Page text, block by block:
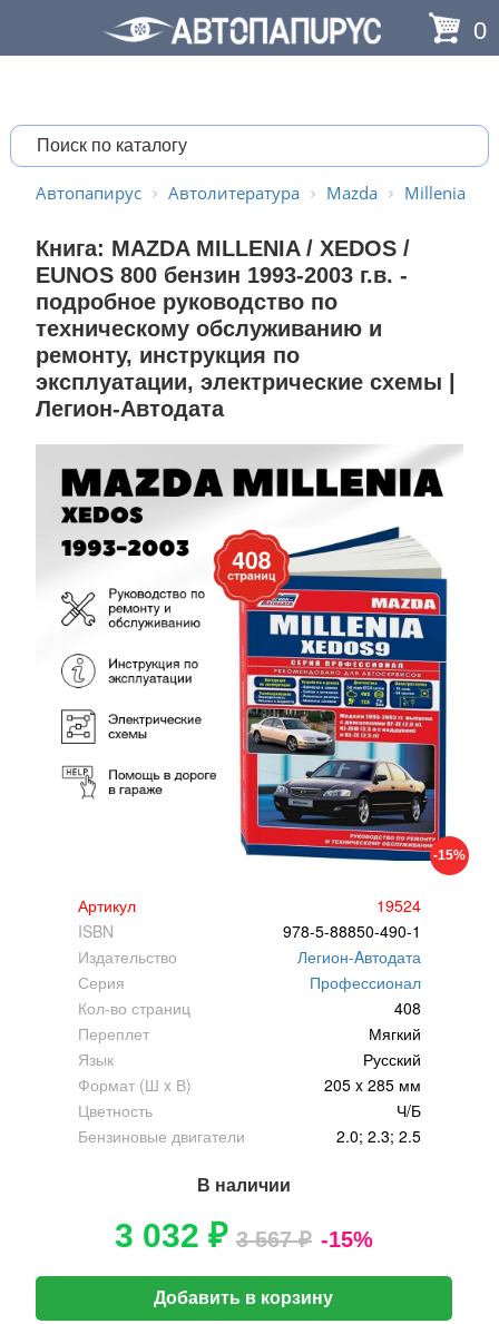
0
Автопапирус Автолитература Mazda Millenia
Книга: MAZDA MILLENIA / XEDOS /
EUNOS 800 бензин 1993-2003 г.в. -
подробное руководство по
техническому обслуживанию и
ремонту, инструкция по
эксплуатации, электрические схемы |
Легион-Aвтодата
-15%
Артикул
19524
ISBN
978-5-88850-490-1
Издательство
Легион-Aвтодата
Серия
Профессионал
Кол-во страниц
408
Переплет
Мягкий
Язык
Русский
Формат (Ш x В)
205 x 285 мм
Цветность
Ч/Б
Бензиновые двигатели
2.0; 2.3; 2.5
В наличии
3 032 ₽ 3 567 ₽ -15%
Добавить в корзину